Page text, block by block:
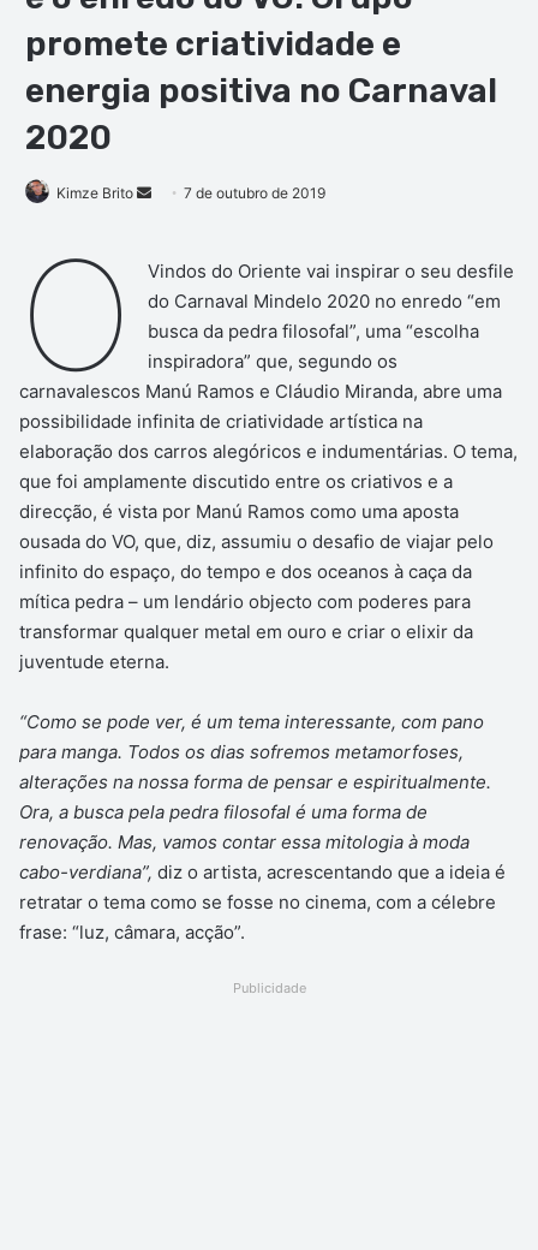
promete criatividade e
energia positiva no Carnaval
2020
Kimze Brito
Mande
mail
7 de outubro de 2019
O
Vindos do Oriente vai inspirar o seu desfile
do Carnaval Mindelo 2020 no enredo “em
busca da pedra filosofal”, uma “escolha
inspiradora” que, segundo os
carnavalescos Manú Ramos e Cláudio Miranda, abre uma
possibilidade infinita de criatividade artística na
elaboração dos carros alegóricos e indumentárias. O tema,
que foi amplamente discutido entre os criativos e a
direcção, é vista por Manú Ramos como uma aposta
ousada do VO, que, diz, assumiu o desafio de viajar pelo
infinito do espaço, do tempo e dos oceanos à caça da
mítica pedra – um lendário objecto com poderes para
transformar qualquer metal em ouro e criar o elixir da
juventude eterna.
“Como se pode ver, é um tema interessante, com pano
para manga. Todos os dias sofremos metamorfoses,
alterações na nossa forma de pensar e espiritualmente.
Ora, a busca pela pedra filosofal é uma forma de
renovação. Mas, vamos contar essa mitologia à moda
cabo-verdiana”, diz o artista, acrescentando que a ideia é
retratar o tema como se fosse no cinema, com a célebre
frase: “luz, câmara, acção”.
Publicidade